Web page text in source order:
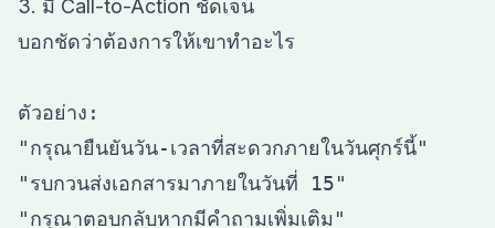
3. มี Call-to-Action ชัดเจน
บอกชัดว่าต้องการให้เขาทำอะไร
ตัวอย่าง:
"กรุณายืนยันวัน-เวลาที่สะดวกภายในวันศุกร์นี้"
"รบกวนส่งเอกสารมาภายในวันที่ 15"